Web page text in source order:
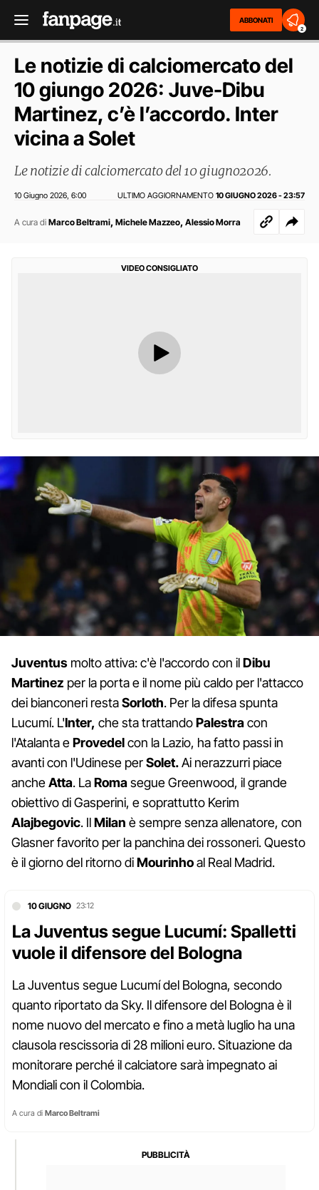
ABBONATI
2
Le notizie di calciomercato del
10 giungo 2026: Juve-Dibu
Martinez, c’è l’accordo. Inter
vicina a Solet
Le notizie di calciomercato del 10 giugno2026.
10 Giugno 2026 6:00 ULTIMO AGGIORNAMENTO 10 GIUGNO 2026 - 23:57
A cura di Marco Beltrami, Michele Mazzeo, Alessio Morra
VIDEO CONSIGLIATO
Juventus molto attiva: c'è l'accordo con ilDibu
Martinez per la porta e il nome più caldo per l'attacco
dei bianconeri restaSorloth. Per la difesa spunta
Lucumí. L'Inter, che sta trattandoPalestracon
l'Atalanta eProvedelcon la Lazio, ha fatto passi in
avanti con l'Udinese perSolet.Ai nerazzurri piace
ancheAtta. LaRomasegue Greenwood, il grande
obiettivo di Gasperini, e soprattutto Kerim
Alajbegovic. IlMilan è sempre senza allenatore, con
Glasner favorito per la panchina dei rossoneri. Questo
è il giorno del ritorno diMourinhoal Real Madrid.
10 GIUGNO 23:12
La Juventus segue Lucumí: Spalletti
vuole il difensore del Bologna
La Juventus segue Lucumí del Bologna, secondo
quanto riportato da Sky. Il difensore del Bologna è il
nome nuovo del mercato e fino a metà luglio ha una
clausola rescissoria di 28 milioni euro. Situazione da
monitorare perché il calciatore sarà impegnato ai
Mondiali con il Colombia.
A cura di Marco Beltrami